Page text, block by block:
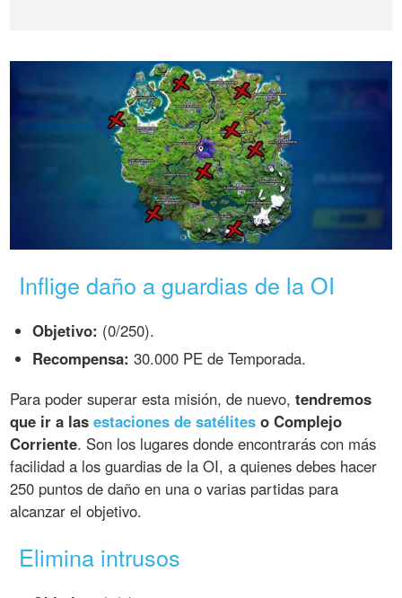
Inflige daño a guardias de la OI
Objetivo: (0/250).
Recompensa: 30.000 PE de Temporada.
Para poder superar esta misión, de nuevo,tendremos
que ir a lasestaciones de satélites o Complejo
Corriente. Son los lugares donde encontrarás con más
facilidad a los guardias de la OI, a quienes debes hacer
250 puntos de daño en una o varias partidas para
alcanzar el objetivo.
Elimina intrusos